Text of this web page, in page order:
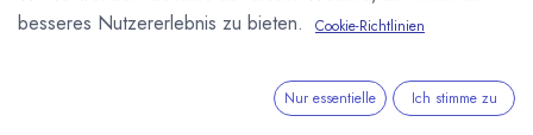
VALRHONA
Raue Pâtisserie
Aluminium Lineal 500x20x10
mm
gleichmäßigen Ausrollen von
(Marzipan-)Füllungen oder als
Begrenzungsrahmen für Ganache
besseres Nutzererlebnis zu bieten.
Cookie-Richtlinien
Nur essentielle Ich stimme zu